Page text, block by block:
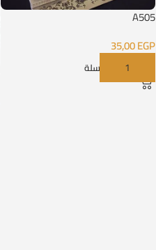
A505
35,00EGP
إضافة إلى السلة